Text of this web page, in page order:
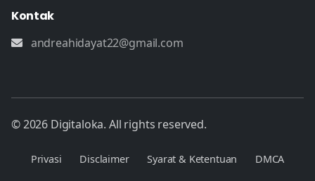
Kontak
andreahidayat22@gmail.com
© 2026 Digitaloka. All rights reserved.
Privasi Disclaimer Syarat & Ketentuan DMCA